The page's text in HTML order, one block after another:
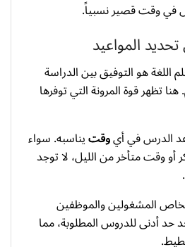
في وقت قصير نسبياً.
المواعيد
اللغة هو التوفيق بين الدراسة
تظهر قوة المرونة التي توفرها
الدرس في أيوقتيناسبه. سواء
أو وقت متأخر من الليل، لا توجد
المشغولين والموظفين
حد أدنى للدروس المطلوبة، مما